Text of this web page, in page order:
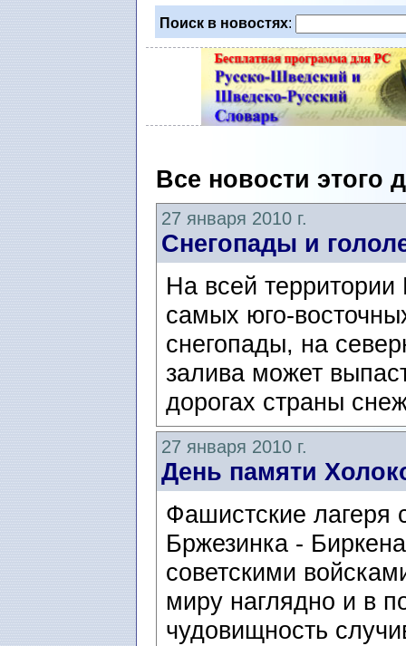
Поиск в новостях:
Все новости этого
27 января 2010 г.
Снегопады и
На всей
самых юго-
снегопады, на
залива может
дорогах страны
27 января 2010 г.
День памяти
Фашистские
Бржезинка -
советскими
миру наглядно и в
чудовищность